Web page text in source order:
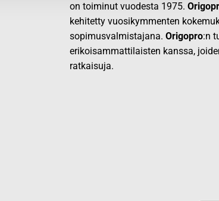
on toiminut vuodesta 1975.
kehitetty vuosikymmenten
sopimusvalmistajana. Origopro:n
erikoisammattilaisten kanssa,
ratkaisuja.